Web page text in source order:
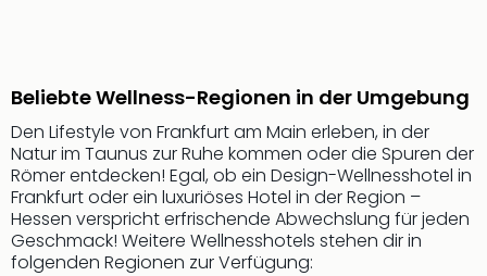
Beliebte Wellness-Regionen in der Umgebung
Den Lifestyle von Frankfurt am Main erleben, in der
Natur im Taunus zur Ruhe kommen oder die Spuren der
Römer entdecken! Egal, ob ein Design-Wellnesshotel in
Frankfurt oder ein luxuriöses Hotel in der Region –
Hessen verspricht erfrischende Abwechslung für jeden
Geschmack! Weitere Wellnesshotels stehen dir in
folgenden Regionen zur Verfügung: